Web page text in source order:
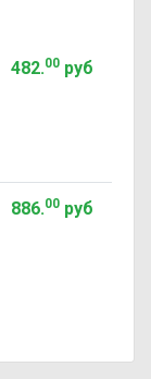
482.00руб
886.00руб